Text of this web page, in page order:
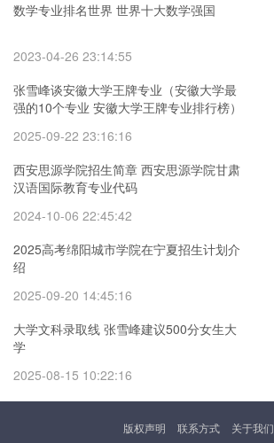
数学专业排名世界 世界十大数学强国
2023-04-26 23:14:55
张雪峰谈安徽大学王牌专业（安徽大学最
强的10个专业 安徽大学王牌专业排行榜）
2025-09-22 23:16:16
西安思源学院招生简章 西安思源学院甘肃
汉语国际教育专业代码
2024-10-06 22:45:42
2025高考绵阳城市学院在宁夏招生计划介
绍
2025-09-20 14:45:16
大学文科录取线 张雪峰建议500分女生大
学
2025-08-15 10:22:16
版权声明 联系方式 关于我们